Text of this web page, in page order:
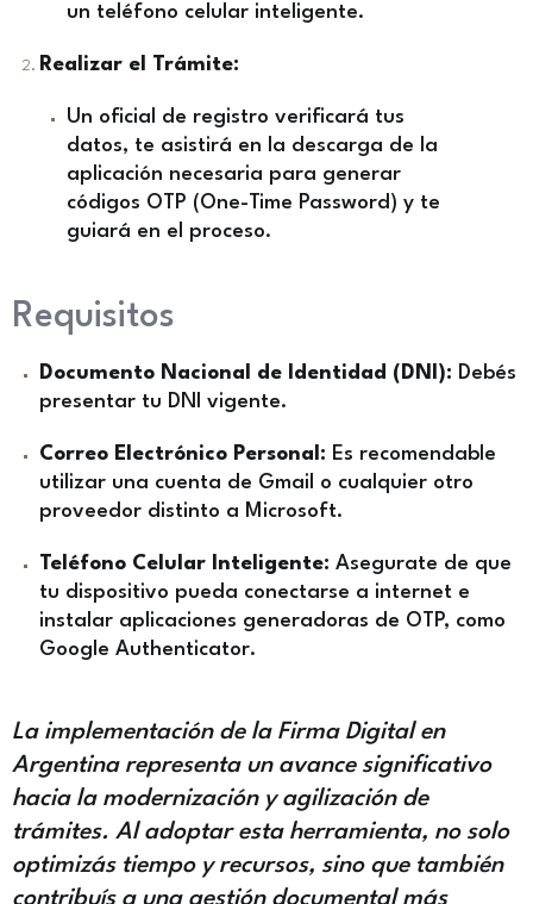
un teléfono celular inteligente.
Realizar el Trámite:
Un oficial de registro verificará tus
datos, te asistirá en la descarga de la
aplicación necesaria para generar
códigos OTP (One-Time Password) y te
guiará en el proceso.
Requisitos
Documento Nacional de Identidad (DNI): Debés
presentar tu DNI vigente.
Correo Electrónico Personal: Es recomendable
utilizar una cuenta de Gmail o cualquier otro
proveedor distinto a Microsoft.
Teléfono Celular Inteligente: Asegurate de que
tu dispositivo pueda conectarse a internet e
instalar aplicaciones generadoras de OTP, como
Google Authenticator.
La implementación de la Firma Digital en
Argentina representa un avance significativo
hacia la modernización y agilización de
trámites. Al adoptar esta herramienta, no solo
optimizás tiempo y recursos, sino que también